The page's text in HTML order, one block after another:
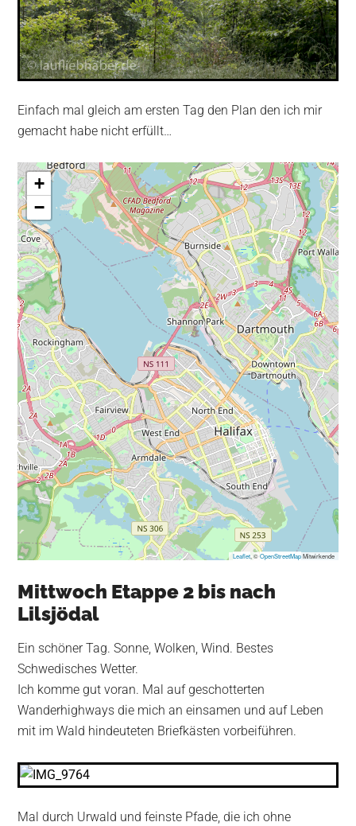
Einfach mal gleich am ersten Tag den Plan den ich mir
gemacht habe nicht erfüllt…
+
−
Leaflet, ©OpenStreetMapMitwirkende
Mittwoch Etappe 2 bis nach
Lilsjödal
Ein schöner Tag. Sonne, Wolken, Wind. Bestes
Schwedisches Wetter.
Ich komme gut voran. Mal auf geschotterten
Wanderhighways die mich an einsamen und auf Leben
mit im Wald hindeuteten Briefkästen vorbeiführen.
Mal durch Urwald und feinste Pfade, die ich ohne